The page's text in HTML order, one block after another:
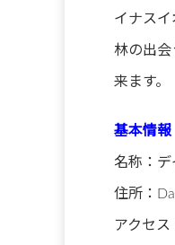
イナス
林の出会
来ます。
基本情報
名称：デ
住所：
アクセス